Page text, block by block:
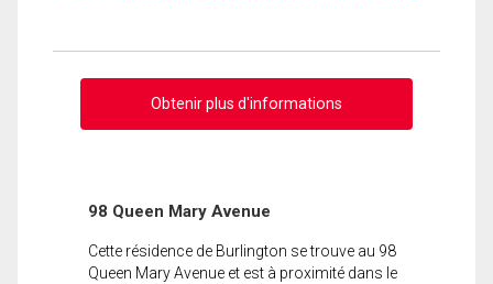
Obtenir plus d'informations
98 Queen Mary Avenue
Cette résidence de Burlington se trouve au 98
Queen Mary Avenue et est à proximité dans le